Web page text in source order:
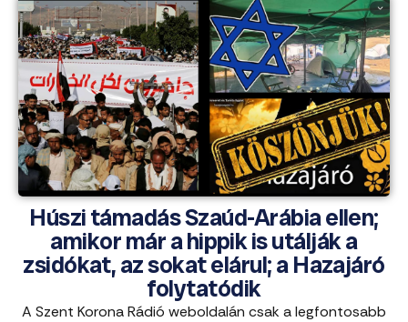
Húszi támadás Szaúd-Arábia ellen;
amikor már a hippik is utálják a
zsidókat, az sokat elárul; a Hazajáró
folytatódik
A Szent Korona Rádió weboldalán csak a legfontosabb